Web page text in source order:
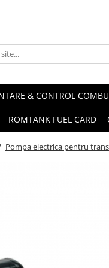
& CONTROL
ROMTANK FUEL CARD
Pompa electrica pentru